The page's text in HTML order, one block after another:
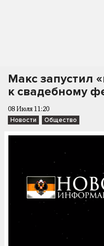
Макс запустил
к свадебному
08 Июля 11:20
Новости Общество